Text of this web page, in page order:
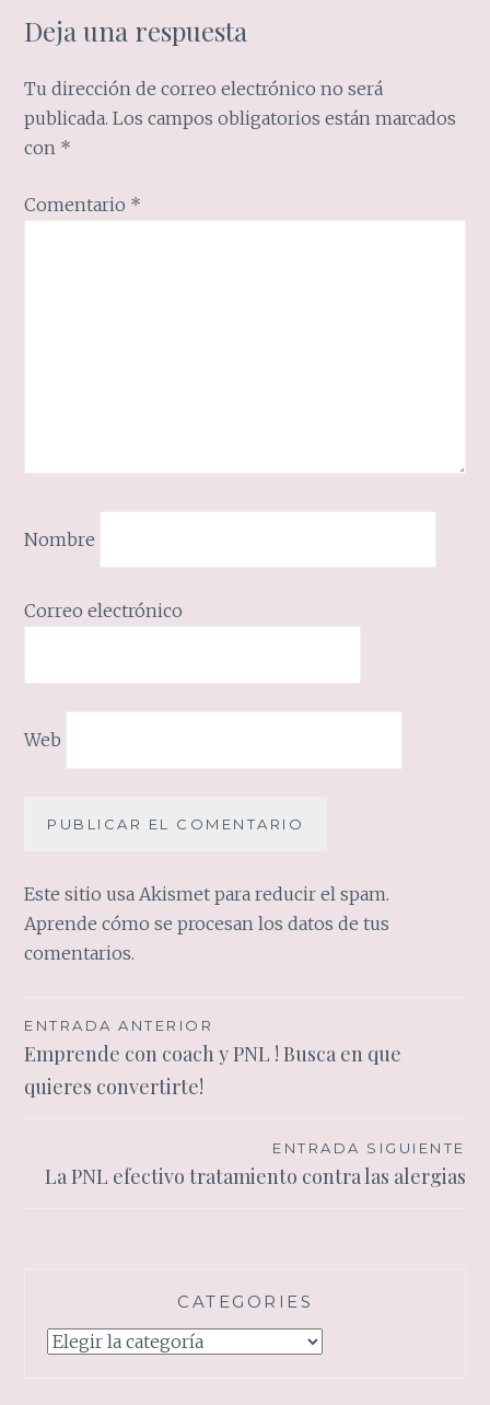
Deja una respuesta
Tu dirección de correo electrónico no será
publicada. Los campos obligatorios están marcados
con *
Comentario *
Nombre
Correo electrónico
Web
Este sitio usa Akismet para reducir el spam.
Aprende cómo se procesan los datos de tus
comentarios.
Navegación
de
entradas
ENTRADA ANTERIOR
Emprende con coach y PNL ! Busca en que
quieres convertirte!
ENTRADA SIGUIENTE
La PNL efectivo tratamiento contra las alergias
CATEGORIES
Categories